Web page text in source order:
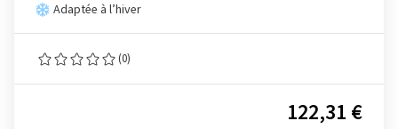
Adaptée à l’hiver
(0)
122,31 €